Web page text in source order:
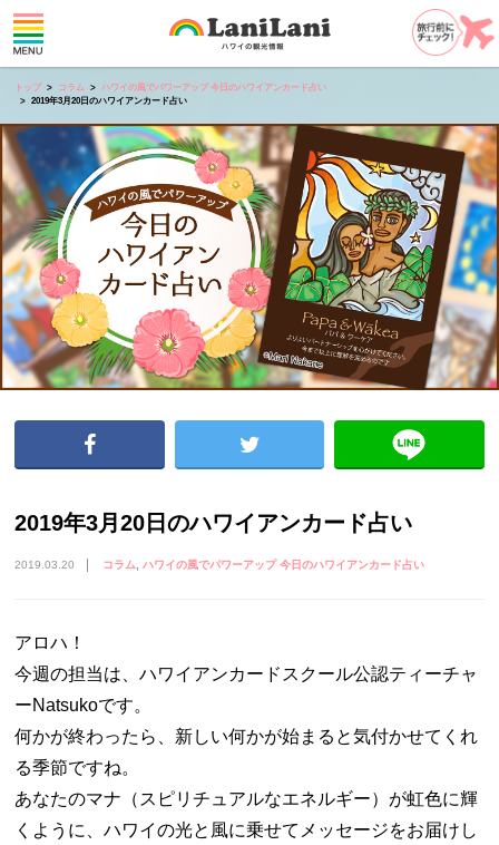
トップ コラム
ハワイの風でパワーアップ 今日のハワイアンカード占い
2019年3月20日のハワイアンカード占い
2019年3月20日のハワイアンカード占い
2019.03.20 コラム ハワイの風でパワーアップ 今日のハワイアンカード占い
アロハ！
今週の担当は、ハワイアンカードスクール公認ティーチャ
ーNatsukoです。
何かが終わったら、新しい何かが始まると気付かせてくれ
る季節ですね。
あなたのマナ（スピリチュアルなエネルギー）が虹色に輝
くように、ハワイの光と風に乗せてメッセージをお届けし